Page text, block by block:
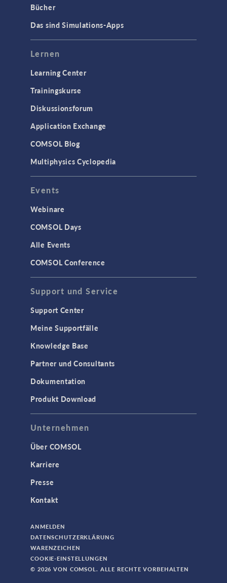
Bücher
Das sind Simulations-Apps
Lernen
Learning Center
Trainingskurse
Diskussionsforum
Application Exchange
COMSOL Blog
Multiphysics Cyclopedia
Events
Webinare
COMSOL Days
Alle Events
COMSOL Conference
Support und Service
Support Center
Meine Supportfälle
Knowledge Base
Partner und Consultants
Dokumentation
Produkt Download
Unternehmen
Über COMSOL
Karriere
Presse
Kontakt
ANMELDEN
DATENSCHUTZERKLÄRUNG
WARENZEICHEN
COOKIE-EINSTELLUNGEN
© 2026 VON COMSOL. ALLE RECHTE VORBEHALTEN